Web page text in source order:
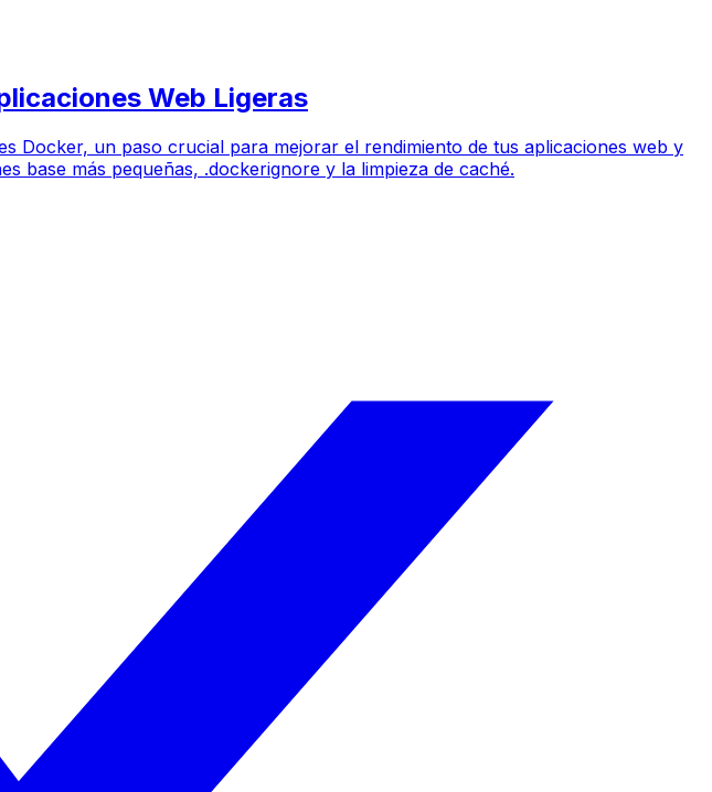
Web Ligeras
Docker, un paso crucial para mejorar el rendimiento de tus aplicaciones web y
base más pequeñas, .dockerignore y la limpieza de caché.